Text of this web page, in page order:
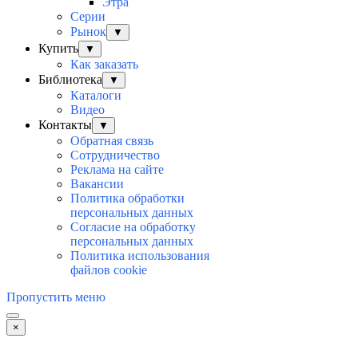
Серии
Рынок
▼
Купить ▼
Как заказать
Библиотека
▼
Каталоги
Видео
Контакты
▼
Обратная связь
Сотрудничество
Реклама на сайте
Вакансии
Политика обработки
персональных данных
Согласие на обработку
персональных данных
Политика использования
файлов cookie
Пропустить меню
×